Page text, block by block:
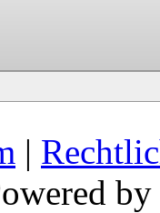
|
by